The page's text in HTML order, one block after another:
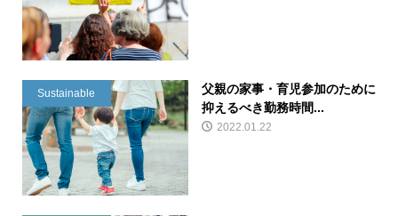
Sustainable
父親の家事・育児参加のために
抑えるべき勤務時間...
2022.01.22